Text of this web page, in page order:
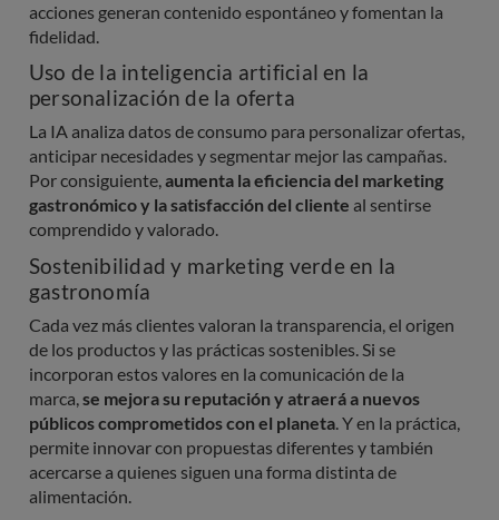
acciones generan contenido espontáneo y fomentan la
fidelidad.
Uso de la inteligencia artificial en la
personalización de la oferta
La IA analiza datos de consumo para personalizar ofertas,
anticipar necesidades y segmentar mejor las campañas.
Por consiguiente,aumenta la eficiencia del marketing
gastronómico y la satisfacción del cliente al sentirse
comprendido y valorado.
Sostenibilidad y marketing verde en la
gastronomía
Cada vez más clientes valoran la transparencia, el origen
de los productos y las prácticas sostenibles. Si se
incorporan estos valores en la comunicación de la
marca, se mejora su reputación y atraerá a nuevos
públicos comprometidos con el planeta . Y en la práctica,
permite innovar con propuestas diferentes y también
acercarse a quienes siguen una forma distinta de
alimentación.